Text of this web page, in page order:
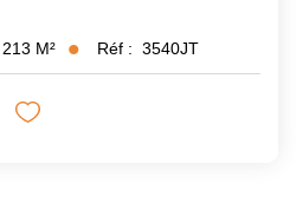
213 M² Réf : 3540JT